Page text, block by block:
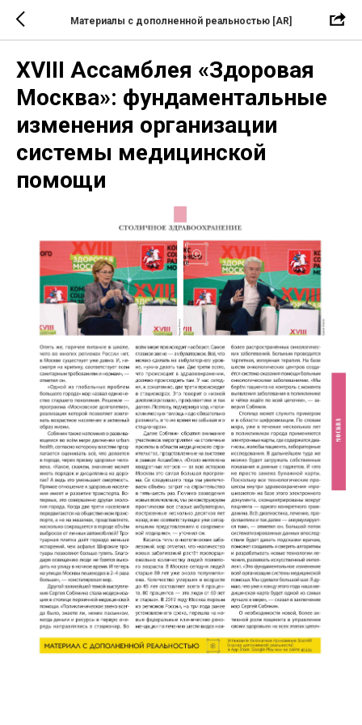
Материалы с дополненной реальностью [AR]
XVIII Ассамблея «Здоровая
Москва»: фундаментальные
изменения организации
системы медицинской
помощи